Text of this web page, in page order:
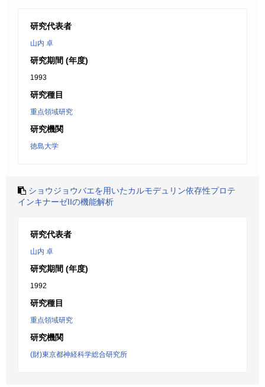
研究代表者
山内 卓
研究期間 (年度)
1993
研究種目
重点領域研究
研究機関
徳島大学
ショウジョウバエを用いたカルモデュリン依存性プロテ
インキナーゼIIの機能解析
研究代表者
山内 卓
研究期間 (年度)
1992
研究種目
重点領域研究
研究機関
(財)東京都神経科学総合研究所